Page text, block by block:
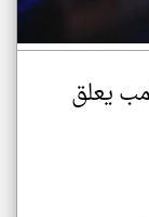
يعلق